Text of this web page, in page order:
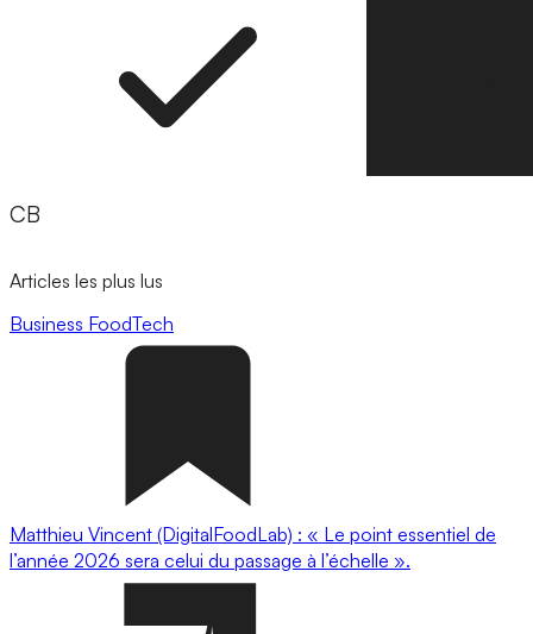
CB
Articles les plus lus
Business FoodTech
Matthieu Vincent (DigitalFoodLab) : « Le point essentiel de
l’année 2026 sera celui du passage à l’échelle ».